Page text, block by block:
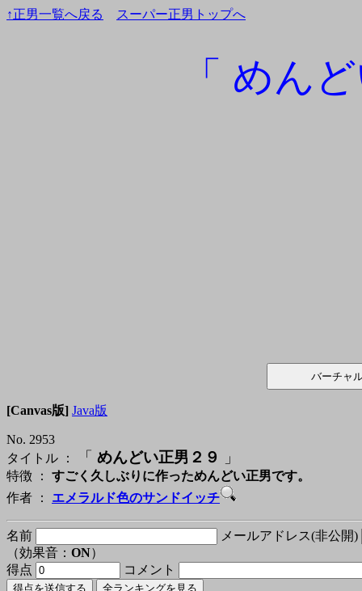
↑正男一覧へ戻る スーパー正男トップへ
「 めん
[Canvas版] Java版
No. 2953
タイトル ：
「 めんどい正男２９ 」
特徴 ： すごく久しぶりに作っためんどい正男です。
作者 ： エメラルド色のサンドイッチ
名前
メールアドレス(非公開)
（効果音： ON）
得点
コメント